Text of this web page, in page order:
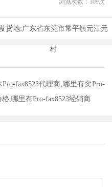
浏览次数： 109次
货地:广东省东莞市常平镇元江元
村
fax8523代理商,哪里有卖Pro-
,哪里有Pro-fax8523经销商